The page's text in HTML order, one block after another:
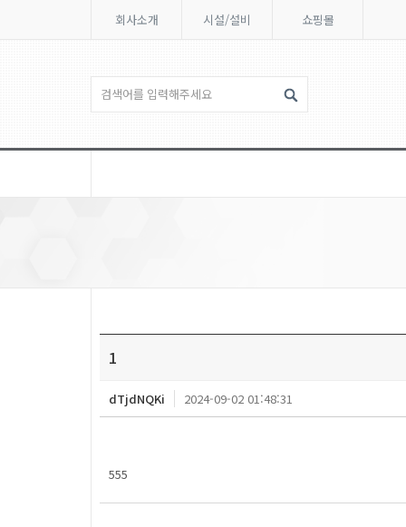
회사소개 시설/설비 쇼핑몰
1
dTjdNQKi 2024-09-02 01:48:31
555